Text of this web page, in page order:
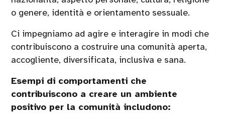
o genere, identità e orientamento sessuale.
Ci impegniamo ad agire e interagire in modi che
contribuiscono a costruire una comunità aperta,
accogliente, diversificata, inclusiva e sana.
Esempi di comportamenti che
contribuiscono a creare un ambiente
positivo per la comunità includono: